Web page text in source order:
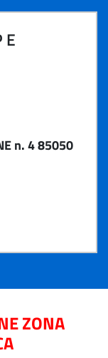
E
n. 4 85050
ZONA